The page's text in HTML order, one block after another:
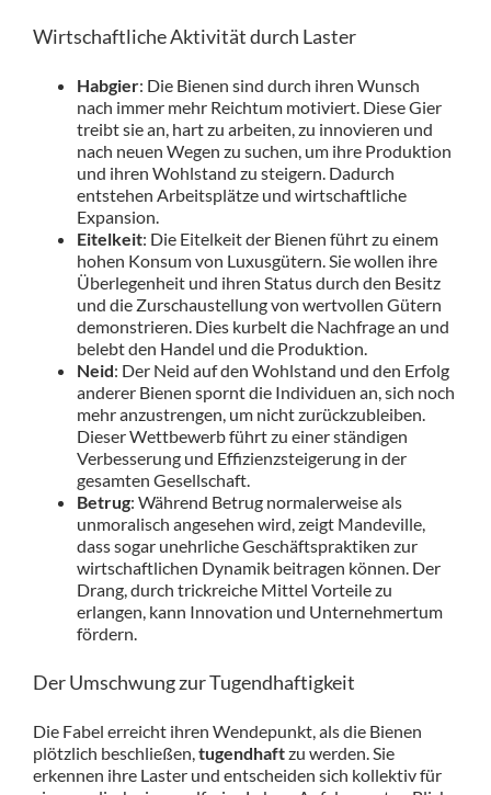
Wirtschaftliche Aktivität durch Laster
Habgier: Die Bienen sind durch ihren Wunsch
nach immer mehr Reichtum motiviert. Diese Gier
treibt sie an, hart zu arbeiten, zu innovieren und
nach neuen Wegen zu suchen, um ihre Produktion
und ihren Wohlstand zu steigern. Dadurch
entstehen Arbeitsplätze und wirtschaftliche
Expansion.
Eitelkeit: Die Eitelkeit der Bienen führt zu einem
hohen Konsum von Luxusgütern. Sie wollen ihre
Überlegenheit und ihren Status durch den Besitz
und die Zurschaustellung von wertvollen Gütern
demonstrieren. Dies kurbelt die Nachfrage an und
belebt den Handel und die Produktion.
Neid: Der Neid auf den Wohlstand und den Erfolg
anderer Bienen spornt die Individuen an, sich noch
mehr anzustrengen, um nicht zurückzubleiben.
Dieser Wettbewerb führt zu einer ständigen
Verbesserung und Effizienzsteigerung in der
gesamten Gesellschaft.
Betrug: Während Betrug normalerweise als
unmoralisch angesehen wird, zeigt Mandeville,
dass sogar unehrliche Geschäftspraktiken zur
wirtschaftlichen Dynamik beitragen können. Der
Drang, durch trickreiche Mittel Vorteile zu
erlangen, kann Innovation und Unternehmertum
fördern.
Der Umschwung zur Tugendhaftigkeit
Die Fabel erreicht ihren Wendepunkt, als die Bienen
plötzlich beschließen,tugendhaftzu werden. Sie
erkennen ihre Laster und entscheiden sich kollektiv für